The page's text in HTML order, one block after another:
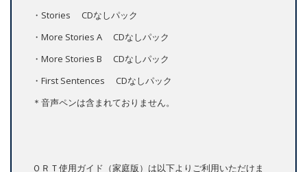
・Stories CDなしパック
・More Stories A CDなしパック
・More Stories B CDなしパック
・First Sentences CDなしパック
＊音声ペンは含まれておりません。
ＯＲＴ使用ガイド（家庭版）は以下よりご利用いただけま